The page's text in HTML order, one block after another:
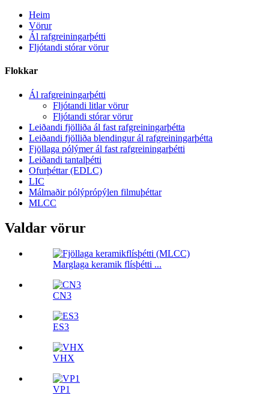
Heim
Vörur
Ál rafgreiningarþétti
Fljótandi stórar vörur
Flokkar
Ál rafgreiningarþétti
Fljótandi litlar vörur
Fljótandi stórar vörur
Leiðandi fjölliða ál fast rafgreiningarþétta
Leiðandi fjölliða blendingur ál rafgreiningarþétta
Fjöllaga pólýmer ál fast rafgreiningarþétti
Leiðandi tantalþétti
Ofurþéttar (EDLC)
LIC
Málmaðir pólýprópýlen filmuþéttar
MLCC
Valdar vörur
Marglaga keramik flísþétti ...
CN3
ES3
VHX
VP1